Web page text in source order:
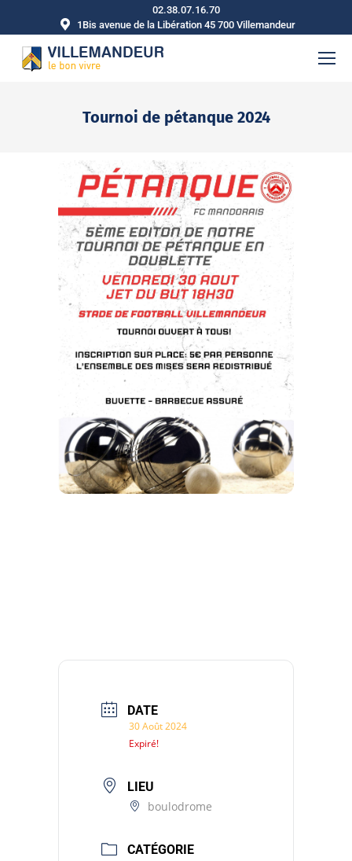
02.38.07.16.70
1Bis avenue de la Libération 45 700 Villemandeur
Tournoi de pétanque 2024
DATE
30 Août 2024
Expiré!
LIEU
boulodrome
CATÉGORIE